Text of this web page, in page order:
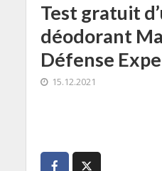
Test gratuit
déodorant
Défense
15.12.2021